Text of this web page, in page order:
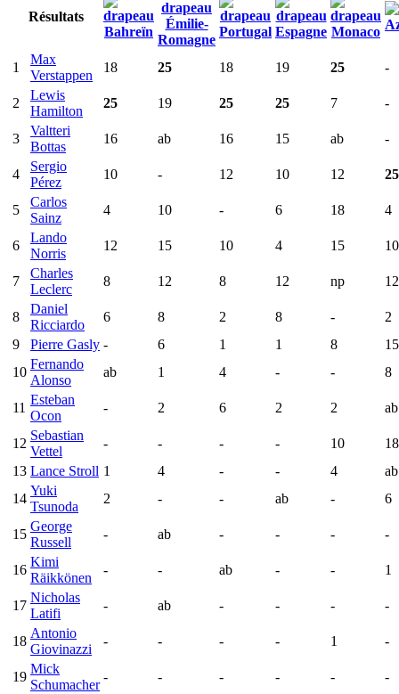
Résultats
1
Max
Verstappen
18 25 18 19 25 -
2
Lewis
Hamilton
25 19 25 25 7 -
3
Valtteri
Bottas
16 ab 16 15 ab -
4
Sergio
Pérez
10 - 12 10 12 25
5
Carlos
Sainz
4 10 - 6 18 4
6
Lando
Norris
12 15 10 4 15 10
7
Charles
Leclerc
8 12 8 12 np 12
8
Daniel
Ricciardo
6 8 2 8 -
2
9
Pierre Gasly - 6 1 1 8
15
10
Fernando
Alonso
ab 1 4 - - 8
11
Esteban
Ocon
- 2 6 2 2 ab
12
Sebastian
Vettel
- - - - 10
18
13 Lance Stroll 1 4 - - 4
ab
14
Yuki
Tsunoda
2 - - ab - 6
15
George
Russell
- ab - - - -
16
Kimi
Räikkönen
- - ab - - 1
17
Nicholas
Latifi
- ab - - - -
18
Antonio
Giovinazzi
- - - - 1 -
19
Mick
Schumacher
- - - - - -